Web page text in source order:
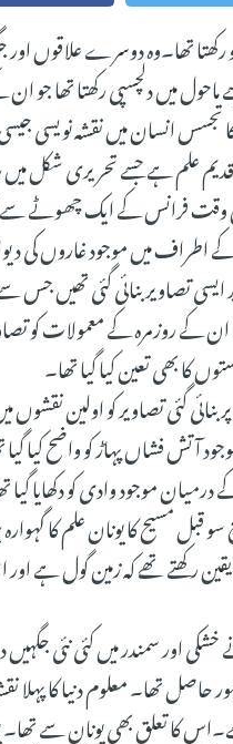
تھا۔وہ دوسرے علاقوں
میں دلچسپی رکھتا تھا جو
انسان میں نقشہ نویسی
علم ہے جسے تحریری شکل میں
پرانی ہے۔ اس وقت فرانس کے ایک
میں موجود غاروں کی
تصاویر بنائی گئی تھیں جس
کے روزمرہ کے معمولات کو
کا بھی تعین کیا گیا تھا۔
پرانی دیواروں پر بنائی گئی تصاویر
درمیان موجود وادی کو دکھایا
قبل مسیح کا یونان علم کا
رکھتے تھے کہ زمین گول ہے
اور سمندر میں کئی نئی
تھا۔ معلوم دنیا کا پہلا
کا تعلق بھی یونان سے